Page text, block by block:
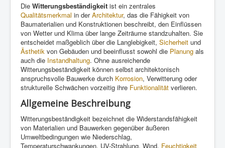
Die Witterungsbeständigkeit ist ein zentrales
Qualitätsmerkmal in derArchitektur, das die Fähigkeit von
Baumaterialien und Konstruktionen beschreibt, den Einflüssen
von Wetter und Klima über lange Zeiträume standzuhalten. Sie
entscheidet maßgeblich über die Langlebigkeit, Sicherheit und
Ästhetik von Gebäuden und beeinflusst sowohl die Planung als
auch die Instandhaltung. Ohne ausreichende
Witterungsbeständigkeit können selbst architektonisch
anspruchsvolle Bauwerke durch Korrosion, Verwitterung oder
strukturelle Schwächen vorzeitig ihre Funktionalität verlieren.
Allgemeine Beschreibung
Witterungsbeständigkeit bezeichnet die Widerstandsfähigkeit
von Materialien und Bauwerken gegenüber äußeren
Umweltbedingungen wie Niederschlag,
Temperaturschwankungen, UV-Strahlung, Wind, Feuchtigkeit